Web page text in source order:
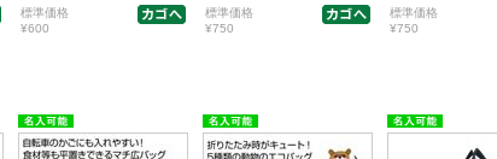
標準価格
¥600
標準価格
¥750
標準価格
¥750